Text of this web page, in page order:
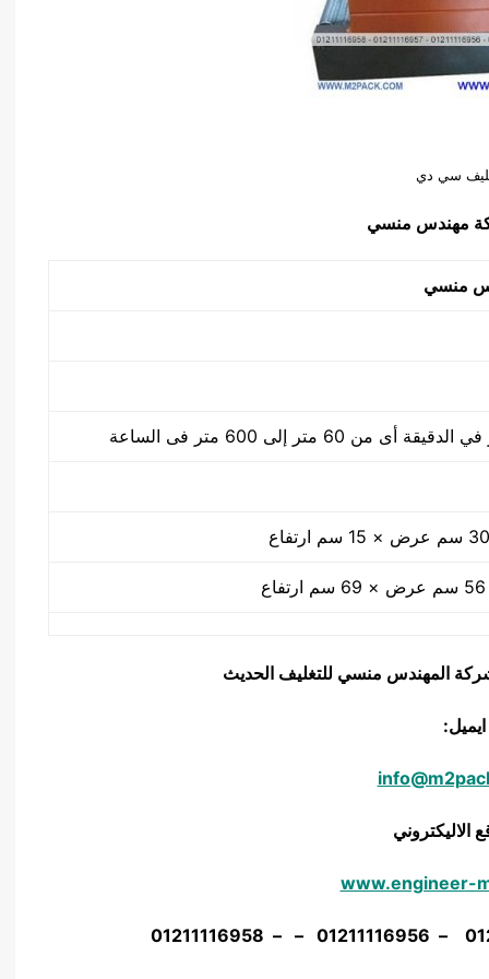
سي دي
منسي
شركة المهندس منسي للتغليف الحديث
ايميل:
الاليكتروني
www.engineer-